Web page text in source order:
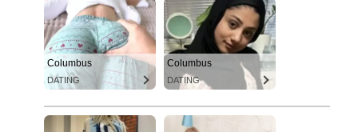
Columbus
DATING
Columbus
DATING